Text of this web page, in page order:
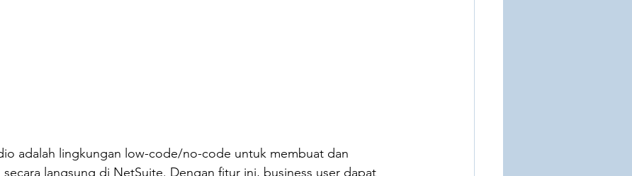
adalah lingkungan low-code/no-code untuk membuat dan
langsung di NetSuite. Dengan fitur ini, business user dapat